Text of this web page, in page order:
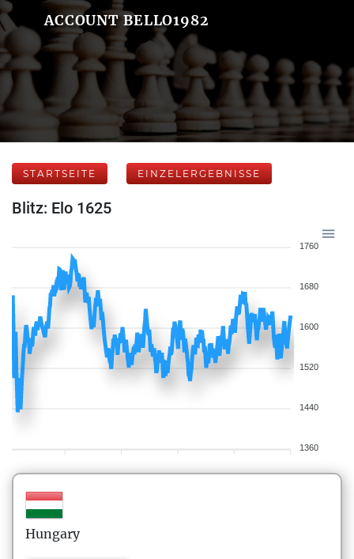
ACCOUNT BELLO1982
STARTSEITE EINZELERGEBNISSE
Blitz: Elo 1625
1760
1680
1600
1520
1440
1360
Hungary